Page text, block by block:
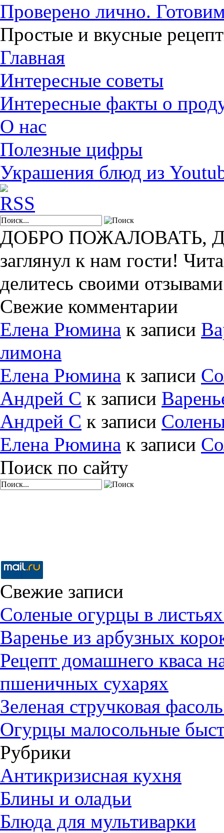
Проверено лично.
Простые и вкусные
Главная
Интересные советы
Интересные факты о
О нас
Полезные цифры
Украшения блюд из
ДОБРО ПОЖАЛОВАТЬ,
заглянул к нам гости!
делитесь своими
Свежие комментарии
Елена Рюмина к записи
лимона
Елена Рюмина к записи
Андрей С к записи
Андрей С к записи
Елена Рюмина к записи
Поиск по сайту
Свежие записи
Соленые огурцы в
Варенье из арбузных
Рецепт домашнего кваса
пшеничных сухарях
Зеленая стручковая
Огурцы малосольные
Рубрики
Антикризисная кухня
Блины и оладьи
Блюда для мультиварки